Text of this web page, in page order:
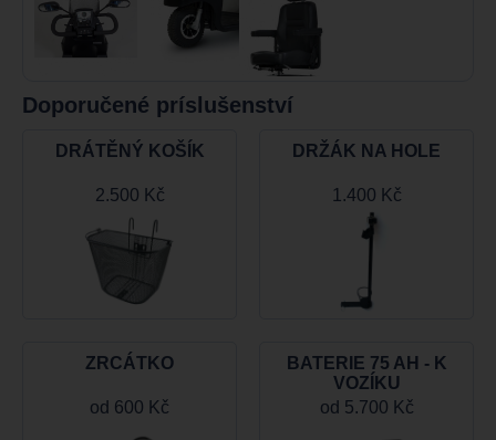
Doporučené príslušenství
DRÁTĚNÝ KOŠÍK
2.500 Kč
DRŽÁK NA HOLE
1.400 Kč
ZRCÁTKO
od 600 Kč
BATERIE 75 AH - K
VOZÍKU
od 5.700 Kč